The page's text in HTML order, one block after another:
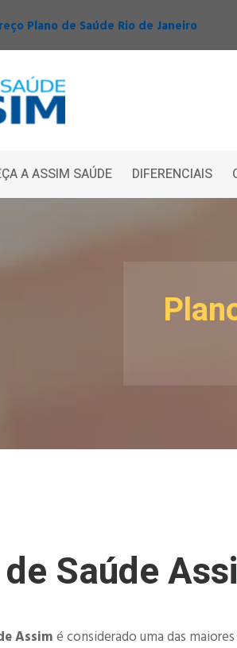
Plano de Saúde Rio de Janeiro
A ASSIM SAÚDE DIFERENCIAIS
Saúde
Assim é considerado uma das